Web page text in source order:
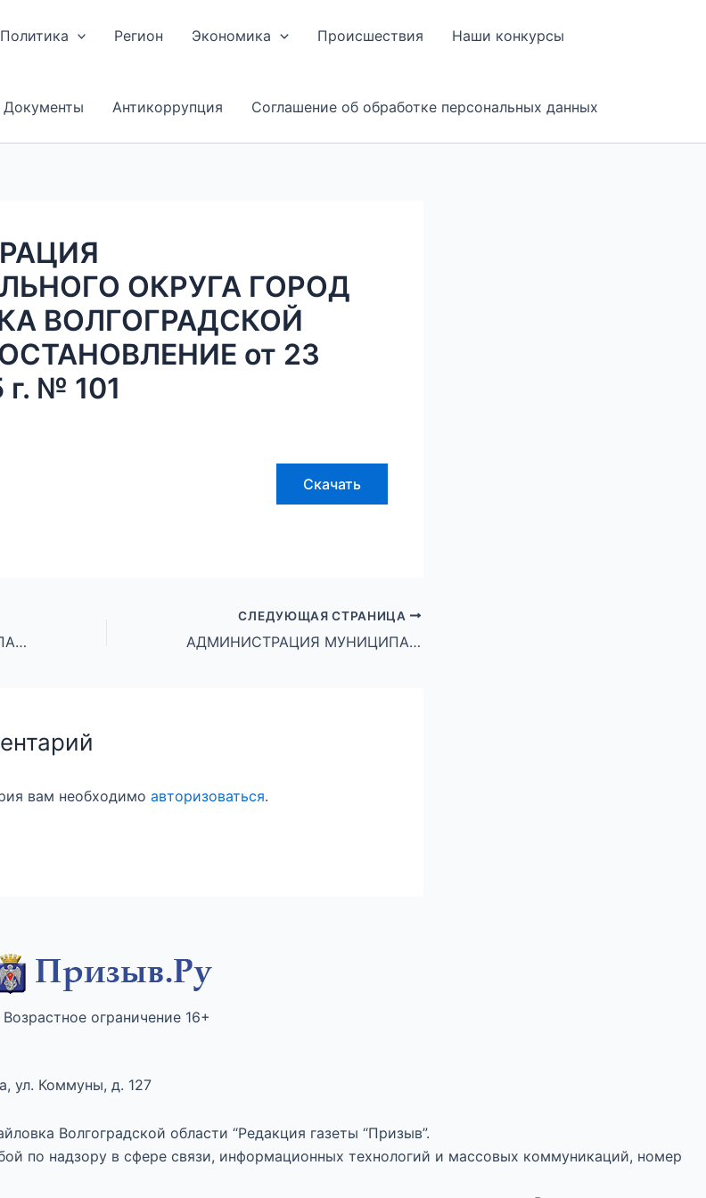
Политика Регион Экономика Происшествия Наши конкурсы
Документы Антикоррупция Соглашение об обработке персональных данных
ОКРУГА ГОРОД
ВОЛГОГРАДСКОЙ
от 23
г. № 101
Скачать
АДМИНИСТРАЦИЯ МУНИЦИПАЛЬНОГО ОКРУГА ГОРОД МИХАЙЛОВКА ВОЛГОГРАДСКОЙ ОБЛАСТИ ПОСТАНОВЛЕНИЕ от 22 января 2025 г. № 100
СЛЕДУЮЩАЯ СТРАНИЦА
АДМИНИСТРАЦИЯ МУНИЦИПАЛЬНОГО ОКРУГА ГОРОД МИХАЙЛОВКА ВОЛГОГРАДСКОЙ ОБЛАСТИ ПОСТАНОВЛЕНИЕ от 23 января 2025 г. № 107
вам необходимо авторизоваться.
Возрастное ограничение 16+
ул. Коммуны, д. 127
Волгоградской области “Редакция газеты “Призыв”.
по надзору в сфере связи, информационных технологий и массовых коммуникаций, номер